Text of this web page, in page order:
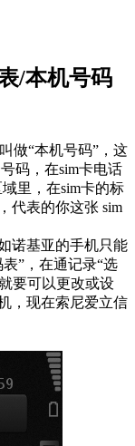
/本机号码
做“本机号码”，这
码，在sim卡电话
里，在sim卡的标
代表的你这张 sim
诺基亚的手机只能
”，在通记录“选
要可以更改或设
，现在索尼爱立信